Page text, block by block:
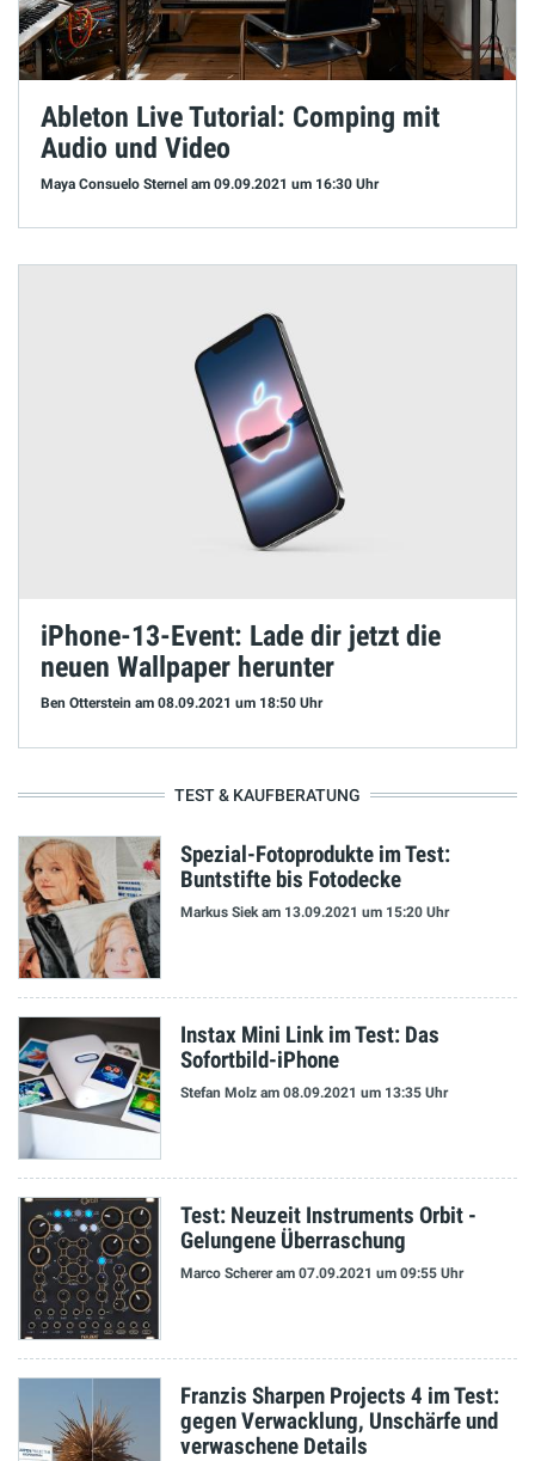
Ableton Live Tutorial: Comping mit
Audio und Video
Maya Consuelo Sternel am 09.09.2021 um 16:30 Uhr
iPhone-13-Event: Lade dir jetzt die
neuen Wallpaper herunter
Ben Otterstein am 08.09.2021 um 18:50 Uhr
TEST & KAUFBERATUNG
Spezial-Fotoprodukte im Test:
Buntstifte bis Fotodecke
Markus Siek am 13.09.2021 um 15:20 Uhr
Instax Mini Link im Test: Das
Sofortbild-iPhone
Stefan Molz am 08.09.2021 um 13:35 Uhr
Test: Neuzeit Instruments Orbit -
Gelungene Überraschung
Marco Schereram 07.09.2021 um 09:55 Uhr
Franzis Sharpen Projects 4 im Test:
gegen Verwacklung, Unschärfe und
verwaschene Details